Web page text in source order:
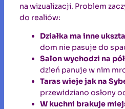
na wizualizacji. Problem
do realiów:
Działka ma inne
dom nie pasuje do
Salon wychodzi na
dzień panuje w nim
Taras wieje jak na
przewidziano osłony
W kuchni brakuje